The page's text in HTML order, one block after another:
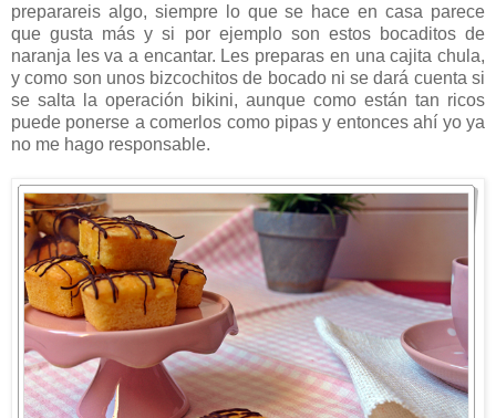
preparareis algo, siempre lo que se hace en casa parece
que gusta más y si por ejemplo son estos bocaditos de
naranja les va a encantar. Les preparas en una cajita chula,
y como son unos bizcochitos de bocado ni se dará cuenta si
se salta la operación bikini, aunque como están tan ricos
puede ponerse a comerlos como pipas y entonces ahí yo ya
no me hago responsable.